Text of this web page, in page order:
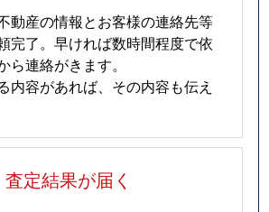
動産の情報とお客様の連絡先等
完了。早ければ数時間程度で依
ら連絡がきます。
内容があれば、その内容も伝え
査定結果が届く